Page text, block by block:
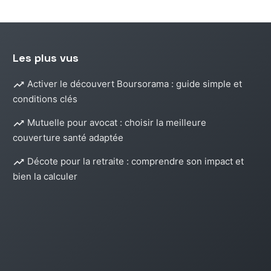
Les plus vus
Activer le découvert Boursorama : guide simple et
conditions clés
Mutuelle pour avocat : choisir la meilleure
couverture santé adaptée
Décote pour la retraite : comprendre son impact et
bien la calculer